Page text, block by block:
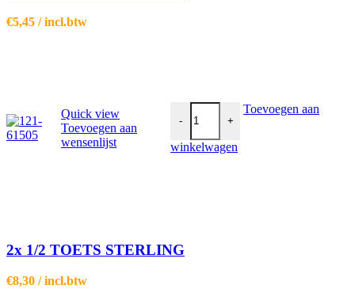
€5,45 / incl.btw
Quick view
Toevoegen aan
wensenlijst
-
2x 1/2 TOETS STERLING aantal
+
Toevoegen aan
winkelwagen
2x 1/2 TOETS STERLING
€8,30 / incl.btw